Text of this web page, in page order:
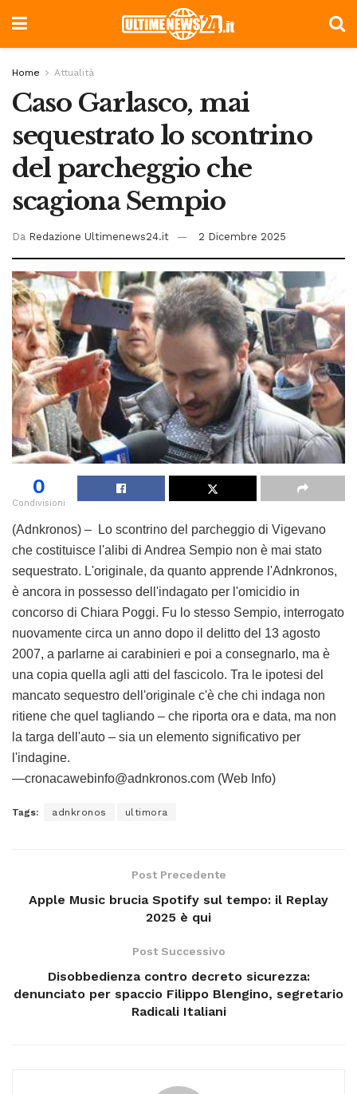
Home Attualità
Caso Garlasco, mai
sequestrato lo scontrino
del parcheggio che
scagiona Sempio
Da Redazione Ultimenews24.it 2 Dicembre 2025
0
Condivisioni
(Adnkronos) – Lo scontrino del parcheggio di Vigevano
che costituisce l'alibi di Andrea Sempio non è mai stato
sequestrato. L'originale, da quanto apprende l'Adnkronos,
è ancora in possesso dell'indagato per l'omicidio in
concorso di Chiara Poggi. Fu lo stesso Sempio, interrogato
nuovamente circa un anno dopo il delitto del 13 agosto
2007, a parlarne ai carabinieri e poi a consegnarlo, ma è
una copia quella agli atti del fascicolo. Tra le ipotesi del
mancato sequestro dell'originale c'è che chi indaga non
ritiene che quel tagliando – che riporta ora e data, ma non
la targa dell'auto – sia un elemento significativo per
l'indagine.
—cronacawebinfo@adnkronos.com (Web Info)
Tags: adnkronos ultimora
Post Precedente
Apple Music brucia Spotify sul tempo: il Replay
2025 è qui
Post Successivo
Disobbedienza contro decreto sicurezza:
denunciato per spaccio Filippo Blengino, segretario
Radicali Italiani